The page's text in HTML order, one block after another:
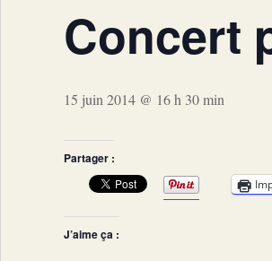
Concert
15 juin 2014 @ 16 h 30 min
Partager :
J’aime ça :